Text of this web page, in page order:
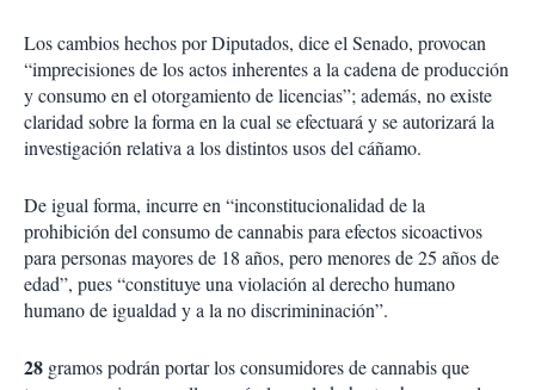
Los cambios hechos por Diputados, dice el Senado, provocan
“imprecisiones de los actos inherentes a la cadena de producción
y consumo en el otorgamiento de licencias”; además, no existe
claridad sobre la forma en la cual se efectuará y se autorizará la
investigación relativa a los distintos usos del cáñamo.
De igual forma, incurre en “inconstitucionalidad de la
prohibición del consumo de cannabis para efectos sicoactivos
para personas mayores de 18 años, pero menores de 25 años de
edad”, pues “constituye una violación al derecho humano
humano de igualdad y a la no discrimininación”.
28 gramos podrán portar los consumidores de cannabis que